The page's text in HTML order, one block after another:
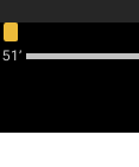
51‎’‎